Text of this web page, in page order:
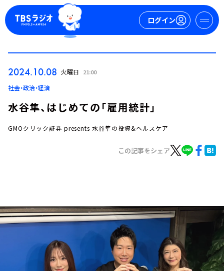
ログイン
トピックス
TBS Podcast
お知らせ
イベント・グッズ
YouTube
会社情報
2024.10.08 火曜日 21:00
社会・政治・経済
水谷隼、はじめての「雇用統計」
GMOクリック証券 presents 水谷隼の投資&ヘルスケア
この記事をシェア